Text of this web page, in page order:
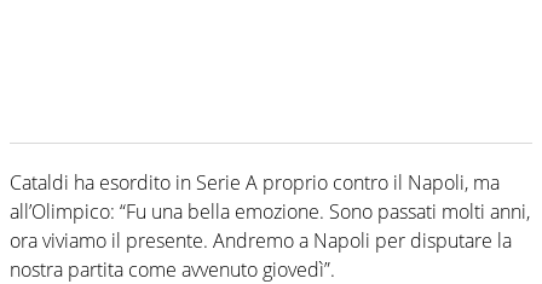
Cataldi ha esordito in Serie A proprio contro il Napoli, ma
all’Olimpico: “Fu una bella emozione. Sono passati molti anni,
ora viviamo il presente. Andremo a Napoli per disputare la
nostra partita come avvenuto giovedì”.